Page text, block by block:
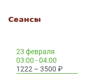
Сеансы
23 февраля
03:00 - 04:00
1222 – 3500 ₽